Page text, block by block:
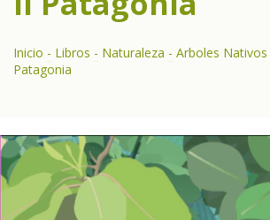
Inicio - Libros - Naturaleza - Arboles
Patagonia